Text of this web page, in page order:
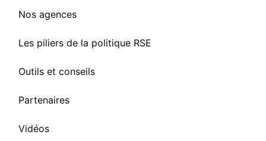
Nos agences
Les piliers de la politique RSE
Outils et conseils
Partenaires
Vidéos